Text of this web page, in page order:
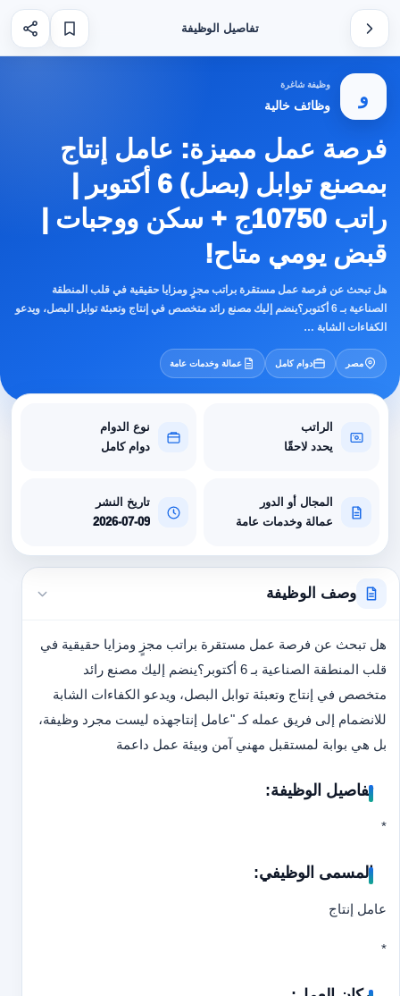
تفاصيل الوظيفة
و
وظيفة شاغرة
وظائف خالية
فرصة عمل مميزة: عامل إنتاج
بمصنع توابل (بصل) 6 أكتوبر |
راتب 10750ج + سكن ووجبات |
قبض يومي متاح!
هل تبحث عن فرصة عمل مستقرة براتب مجزٍ ومزايا حقيقية في قلب المنطقة
الصناعية بـ 6 أكتوبر؟ينضم إليك مصنع رائد متخصص في إنتاج وتعبئة توابل البصل، ويدعو
الكفاءات الشابة …
مصر دوام كامل عمالة وخدمات عامة
الراتب
يحدد لاحقًا
نوع الدوام
دوام كامل
المجال أو الدور
عمالة وخدمات عامة
تاريخ النشر
2026-07-09
وصف الوظيفة
هل تبحث عن فرصة عمل مستقرة براتب مجزٍ ومزايا حقيقية في
قلب المنطقة الصناعية بـ 6 أكتوبر؟
ينضم إليك مصنع رائد
متخصص في إنتاج وتعبئة توابل البصل، ويدعو الكفاءات الشابة
للانضمام إلى فريق عمله كـ "عامل إنتاجهذه ليست مجرد وظيفة،
بل هي بوابة لمستقبل مهني آمن وبيئة عمل داعمة
تفاصيل الوظيفة:
*
المسمى الوظيفي:
عامل إنتاج
*